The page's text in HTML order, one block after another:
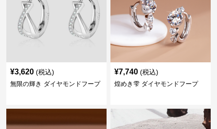
¥3,620 (税込)
無限の輝き ダイヤモンドフープ
¥7,740 (税込)
煌めき雫 ダイヤモンドフープ